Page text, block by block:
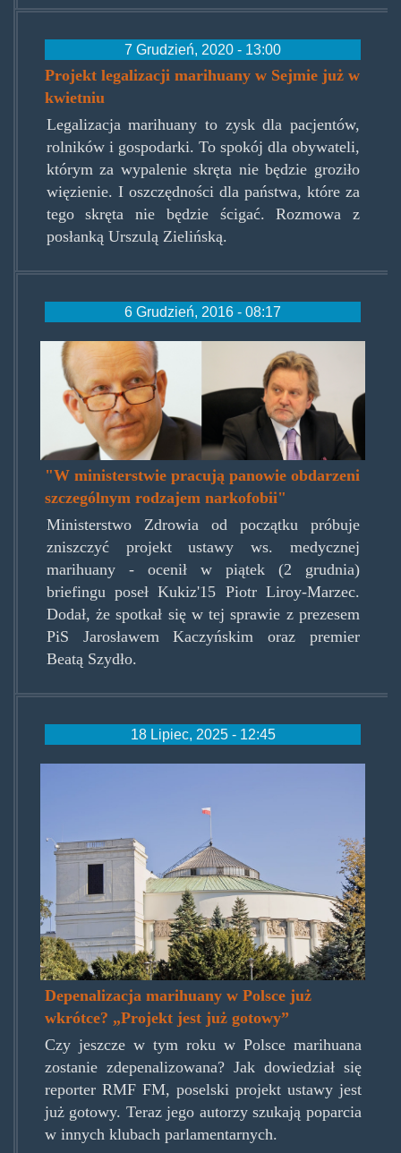
7 Grudzień, 2020 - 13:00
Projekt legalizacji marihuany w Sejmie już w
kwietniu
Legalizacja marihuany to zysk dla pacjentów,
rolników i gospodarki. To spokój dla obywateli,
którym za wypalenie skręta nie będzie groziło
więzienie. I oszczędności dla państwa, które za
tego skręta nie będzie ścigać. Rozmowa z
posłanką Urszulą Zielińską.
6 Grudzień, 2016 - 08:17
narkofobia2016.jpg
"W ministerstwie pracują panowie obdarzeni
szczególnym rodzajem narkofobii"
Ministerstwo Zdrowia od początku próbuje
zniszczyć projekt ustawy ws. medycznej
marihuany - ocenił w piątek (2 grudnia)
briefingu poseł Kukiz'15 Piotr Liroy-Marzec.
Dodał, że spotkał się w tej sprawie z prezesem
PiS Jarosławem Kaczyńskim oraz premier
Beatą Szydło.
18 Lipiec, 2025 - 12:45
Depenalizacja marihuany w Polsce już
wkrótce? „Projekt jest już gotowy”
Czy jeszcze w tym roku w Polsce marihuana
zostanie zdepenalizowana? Jak dowiedział się
reporter RMF FM, poselski projekt ustawy jest
już gotowy. Teraz jego autorzy szukają poparcia
w innych klubach parlamentarnych.